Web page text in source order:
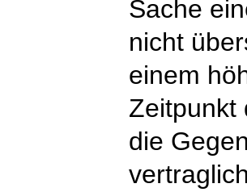
Sache
nicht
einem
Zeitpunkt
die